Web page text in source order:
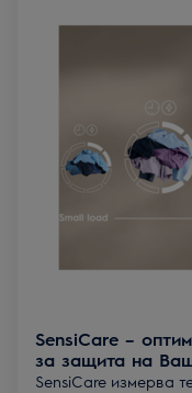
SensiCare –
за защита на
SensiCare измерва